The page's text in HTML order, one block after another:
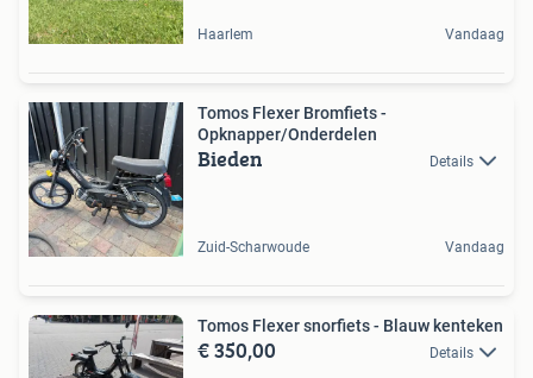
Haarlem Vandaag
Tomos Flexer Bromfiets -
Opknapper/Onderdelen
Bieden Details
Zuid-Scharwoude Vandaag
Tomos Flexer snorfiets - Blauw kenteken
€ 350,00 Details